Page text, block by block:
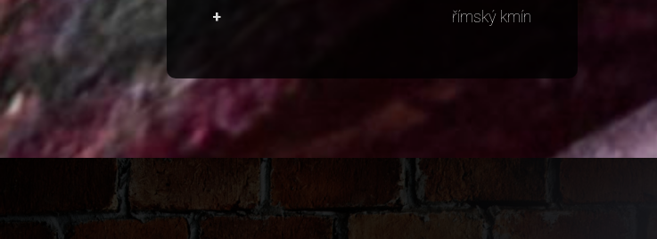
+ římský kmín